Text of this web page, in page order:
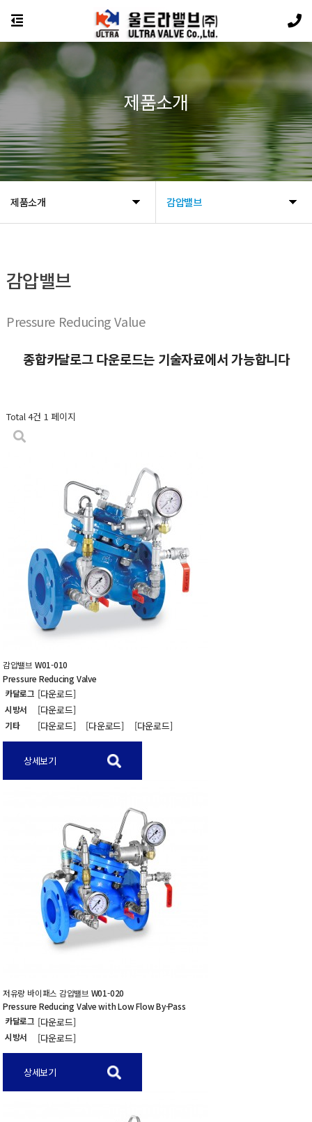
제품소개 감압밸브
제품소개
감압밸브
Pressure Reducing Value
종합카달로그 다운로드는 기술자료에서 가능합니다
Total 4건 1 페이지
감압밸브 W01-010
Pressure Reducing Valve
카달로그 [다운로드]
시방서 [다운로드]
기타 [다운로드] [다운로드] [다운로드]
상세보기
저유량 바이패스 감압밸브 W01-020
Pressure Reducing Valve with Low Flow By-Pass
카달로그 [다운로드]
시방서 [다운로드]
상세보기